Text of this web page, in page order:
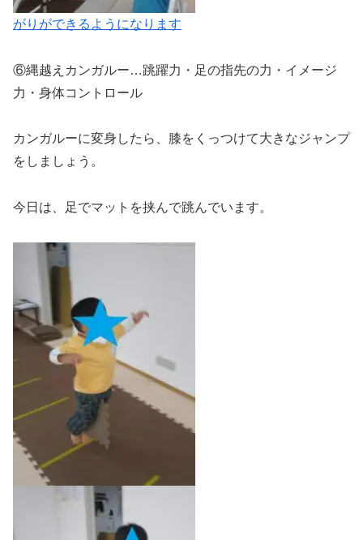
がりができるようになります
⑥縄越えカンガルー…跳躍力・足の指先の力・イメージ
力・身体コントロール
カンガルーに変身したら、膝をくっつけて大きなジャンプ
をしましょう。
今日は、足でマットを挟んで跳んでいます。